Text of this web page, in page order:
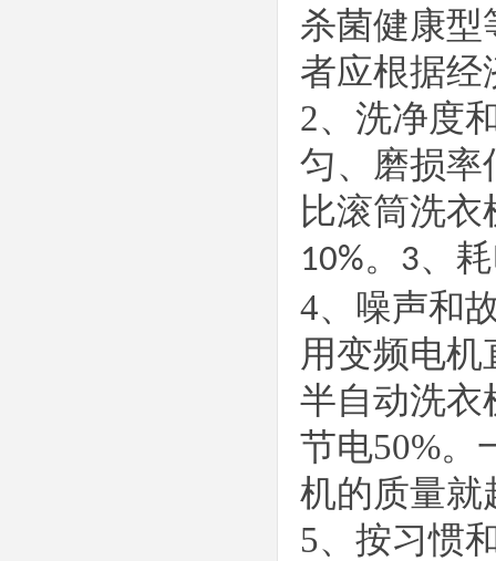
杀菌健康型
者应根据经
2、 洗净度
匀、磨损率
比滚筒洗衣
10%。 3、
4、 噪声和
用变频电
半自动洗衣
节电50%。
机的质量就
5、 按习惯